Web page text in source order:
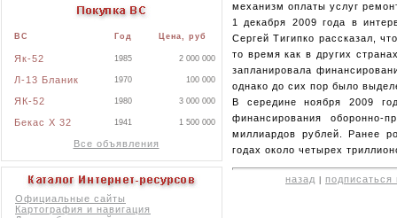
ВС Год Цена, руб
Як-52 1985 2 000 000
Л-13 Бланик 1970 100 000
ЯК-52 1980 3 000 000
Бекас X 32 1941 1 500 000
Все объявления
Официальные сайты
Картография и навигация
механизм оплаты услуг
1 декабря 2009 года в
Сергей Тигипко рассказал,
то время как в других
запланировала
однако до сих пор было
В середине ноября 2009
финансирования оборонно-
миллиардов рублей. Ранее
годах около четырех
назад подписаться